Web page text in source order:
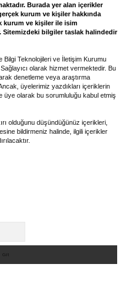
Burada yer alan içerikler
kurum ve kişiler hakkında
kurum ve kişiler ile isim
bilgiler taslak halindedir
Bilgi Teknolojileri ve İletişim Kurumu
olarak hizmet vermektedir. Bu
denetleme veya araştırma
üyelerimiz yazdıkları içeriklerin
üye olarak bu sorumluluğu kabul etmiş
olduğunu düşündüğünüz içerikleri,
bildirmeniz halinde, ilgili içerikler